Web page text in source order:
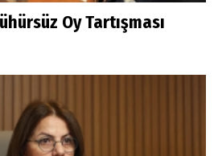
Oy Tartışması